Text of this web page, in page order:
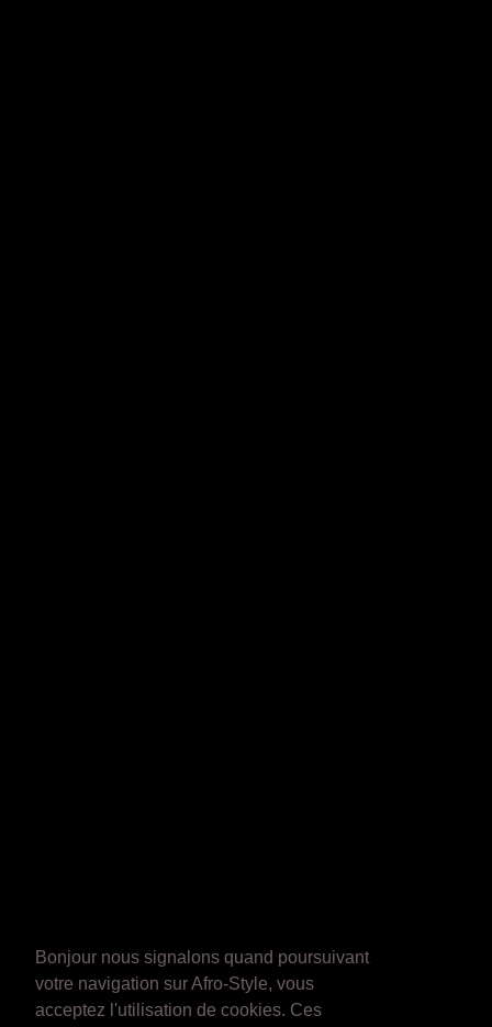
Bonjour nous signalons quand poursuivant
votre navigation sur Afro-Style, vous
acceptez l'utilisation de cookies. Ces